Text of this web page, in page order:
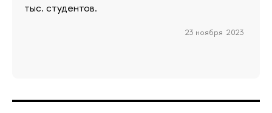
тыс. студентов.
23 ноября 2023